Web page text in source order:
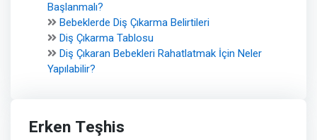
Başlanmalı?
Bebeklerde Diş Çıkarma Belirtileri
Diş Çıkarma Tablosu
Diş Çıkaran Bebekleri Rahatlatmak İçin Neler
Yapılabilir?
Erken Teşhis